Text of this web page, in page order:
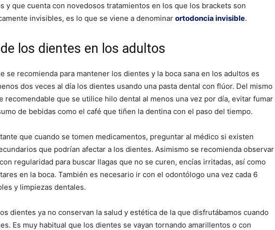
y que cuenta con novedosos tratamientos en los que los brackets son
invisibles, es lo que se viene a denominar ortodoncia invisible.
los dientes en los adultos
se recomienda para mantener los dientes y la boca sana en los adultos es
dos veces al día los dientes usando una pasta dental con flúor. Del mismo
recomendable que se utilice hilo dental al menos una vez por día, evitar fumar
de bebidas como el café que tiñen la dentina con el paso del tiempo.
que cuando se tomen medicamentos, preguntar al médico si existen
que podrían afectar a los dientes. Asimismo se recomienda observar
regularidad para buscar llagas que no se curen, encías irritadas, así como
en la boca. También es necesario ir con el odontólogo una vez cada 6
y limpiezas dentales.
dientes ya no conservan la salud y estética de la que disfrutábamos cuando
Es muy habitual que los dientes se vayan tornando amarillentos o con